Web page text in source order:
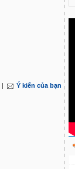
| Ý kiến của bạn